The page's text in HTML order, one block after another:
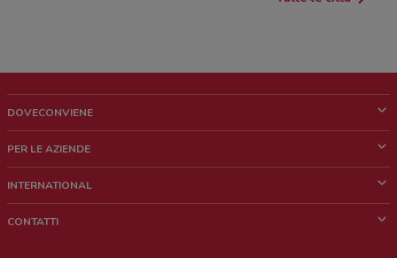
DOVECONVIENE
Chi siamo
Lavora con noi
PER LE AZIENDE
Richieste commerciali e marketing
INTERNATIONAL
CONTATTI